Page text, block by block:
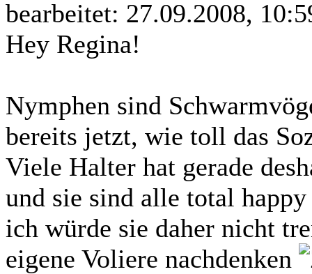
bearbeitet: 27.09.2008,
Hey Regina!
Nymphen sind
bereits jetzt, wie toll das
Viele Halter hat gerade
und sie sind alle total
ich würde sie daher nicht
eigene Voliere nachdenken